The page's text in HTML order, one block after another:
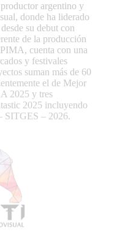
argentino y
donde ha liderado
su debut con
de la producción
cuenta con una
y festivales
suman más de 60
el de Mejor
2025 y tres
2025 incluyendo
SITGES – 2026.